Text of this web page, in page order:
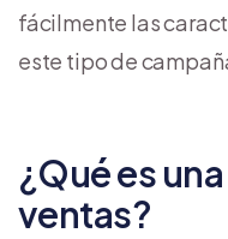
fácilmente las
este tipo de
¿Qué es
ventas?